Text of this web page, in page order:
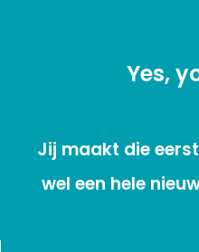
Yes,
Jij maakt die
wel een hele